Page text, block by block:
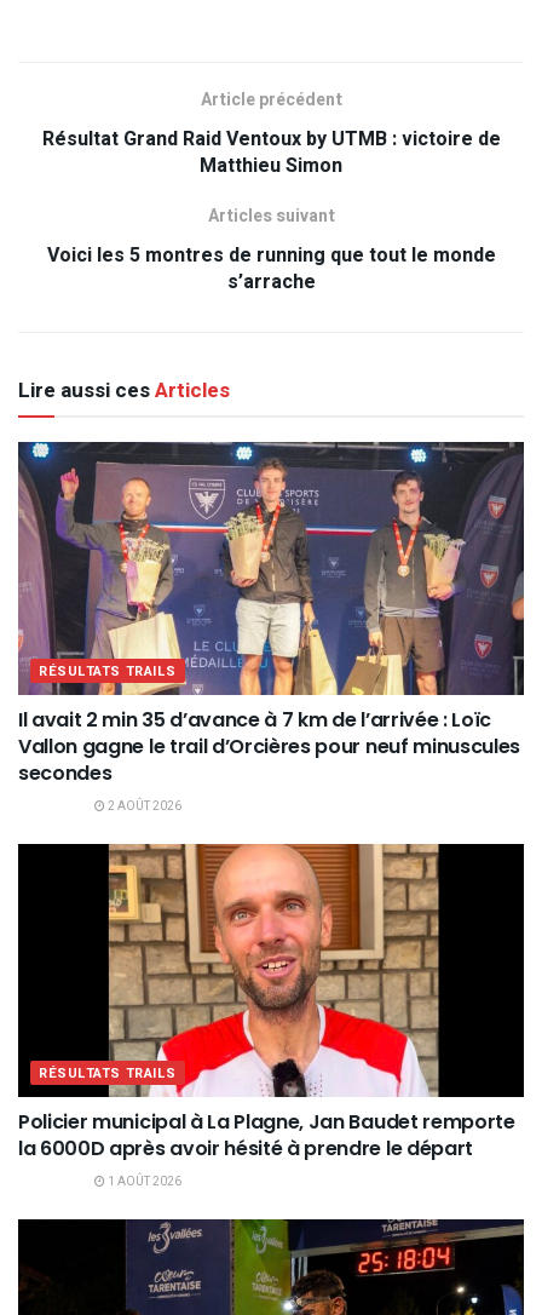
Article précédent
Résultat Grand Raid Ventoux by UTMB : victoire de
Matthieu Simon
Articles suivant
Voici les 5 montres de running que tout le monde
s’arrache
Lire aussi cesArticles
RÉSULTATS TRAILS
Il avait 2 min 35 d’avance à 7 km de l’arrivée : Loïc
Vallon gagne le trail d’Orcières pour neuf minuscules
secondes
2 AOÛT 2026
RÉSULTATS TRAILS
Policier municipal à La Plagne, Jan Baudet remporte
la 6000D après avoir hésité à prendre le départ
1 AOÛT 2026